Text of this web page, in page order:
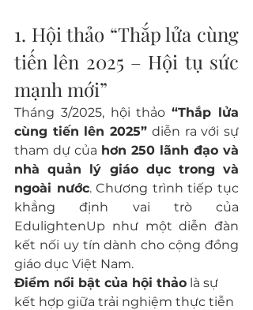
1. Hội thảo “Thắp lửa cùng
tiến lên 2025 – Hội tụ sức
mạnh mới”
Tháng 3/2025, hội thảo “Thắp lửa
cùng tiến lên 2025” diễn ra với sự
tham dự của hơn 250 lãnh đạo và
nhà quản lý giáo dục trong và
ngoài nước. Chương trình tiếp tục
khẳng định vai trò của
EdulightenUp như một diễn đàn
kết nối uy tín dành cho cộng đồng
giáo dục Việt Nam.
Điểm nổi bật của hội thảo là sự
kết hợp giữa trải nghiệm thực tiễn